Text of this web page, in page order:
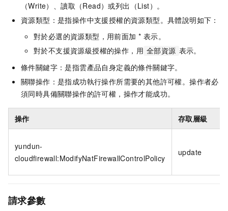
（Write）、讀取（Read）或列出（List）。
資源類型：是指操作中支援授權的資源類型。具體說明如下：
對於必選的資源類型，用前面加 * 表示。
對於不支援資源級授權的操作，用 全部資源 表示。
條件關鍵字：是指雲產品自身定義的條件關鍵字。
關聯操作：是指成功執行操作所需要的其他許可權。操作者必
須同時具備關聯操作的許可權，操作才能成功。
操作 存取層級
yundun-
cloudfirewall:ModifyNatFirewallControlPolicy
update
請求參數